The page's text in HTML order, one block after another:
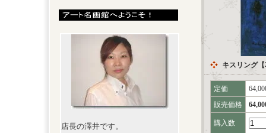
店長の澤井です。
キスリング
定価
販売価格
購入数